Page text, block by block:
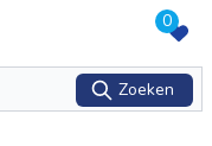
0
Zoeken